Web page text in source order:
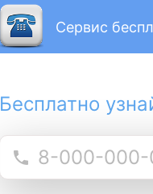
Сервис
Бесплатно